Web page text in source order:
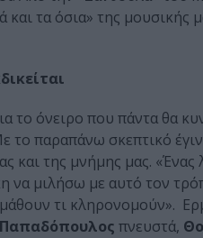
και τα όσια» της μουσικής
το όνειρο που πάντα θα
το παραπάνω σκεπτικό
της μνήμης μας. «Ένας
να μιλήσω με αυτό τον
τι κληρονομούν».
πνευστά,